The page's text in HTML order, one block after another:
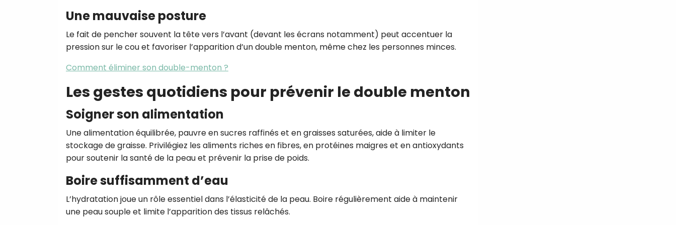
Une mauvaise posture
Le fait de pencher souvent la tête vers l’avant (devant les écrans notamment) peut accentuer la
pression sur le cou et favoriser l’apparition d’un double menton, même chez les personnes minces.
Comment éliminer son double-menton ?
Les gestes quotidiens pour prévenir le double menton
Soigner son alimentation
Une alimentation équilibrée, pauvre en sucres raffinés et en graisses saturées, aide à limiter le
stockage de graisse. Privilégiez les aliments riches en fibres, en protéines maigres et en antioxydants
pour soutenir la santé de la peau et prévenir la prise de poids.
Boire suffisamment d’eau
L’hydratation joue un rôle essentiel dans l’élasticité de la peau. Boire régulièrement aide à maintenir
une peau souple et limite l’apparition des tissus relâchés.